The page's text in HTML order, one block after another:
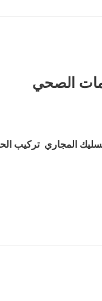
الصحي
المجاري تركيب